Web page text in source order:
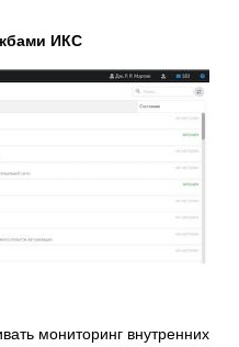
ИКС
мониторинг внутренних